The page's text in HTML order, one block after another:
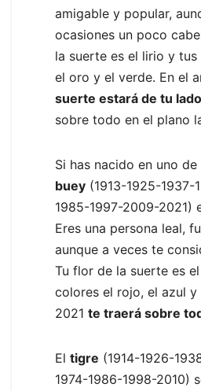
amigable y popular,
ocasiones un poco
la suerte es el lirio y tus
el oro y el verde. En el
suerte estará de tu lado
sobre todo en el plano
Si has nacido en uno
buey (1913-1925-1937-
1985-1997-2009-2021)
Eres una persona leal,
aunque a veces te
Tu flor de la suerte es
colores el rojo, el azul y
2021 te traerá sobre
El tigre (1914-1926-
1974-1986-1998-2010)